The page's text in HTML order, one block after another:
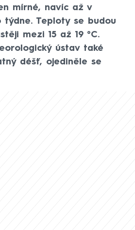
mírné, navíc až v
týdne. Teploty se budou
mezi 15 až 19 °C.
ústav také
déšť, ojediněle se